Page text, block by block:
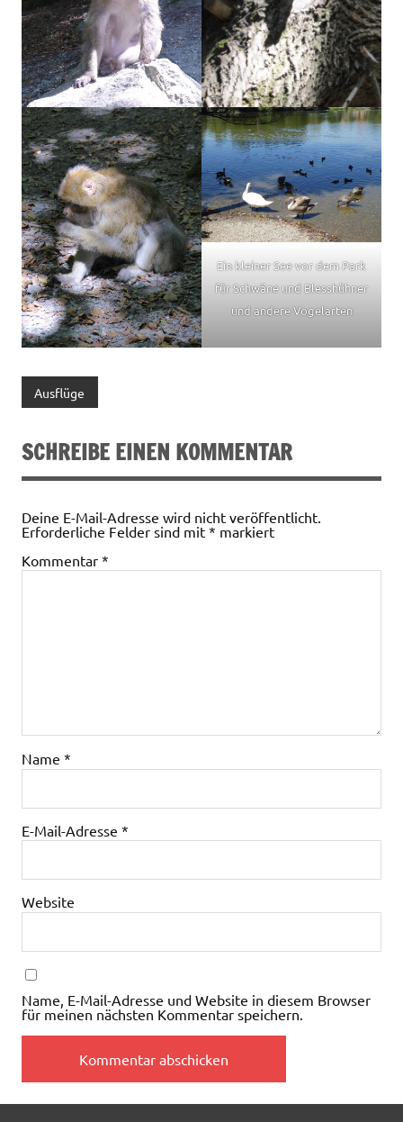
Ein kleiner See vor dem Park
für Schwäne und Blesshühner
und andere Vogelarten
Ausflüge
SCHREIBE EINEN KOMMENTAR
Deine E-Mail-Adresse wird nicht veröffentlicht.
Erforderliche Felder sind mit * markiert
Kommentar *
Name *
E-Mail-Adresse *
Website
Name, E-Mail-Adresse und Website in diesem Browser
für meinen nächsten Kommentar speichern.